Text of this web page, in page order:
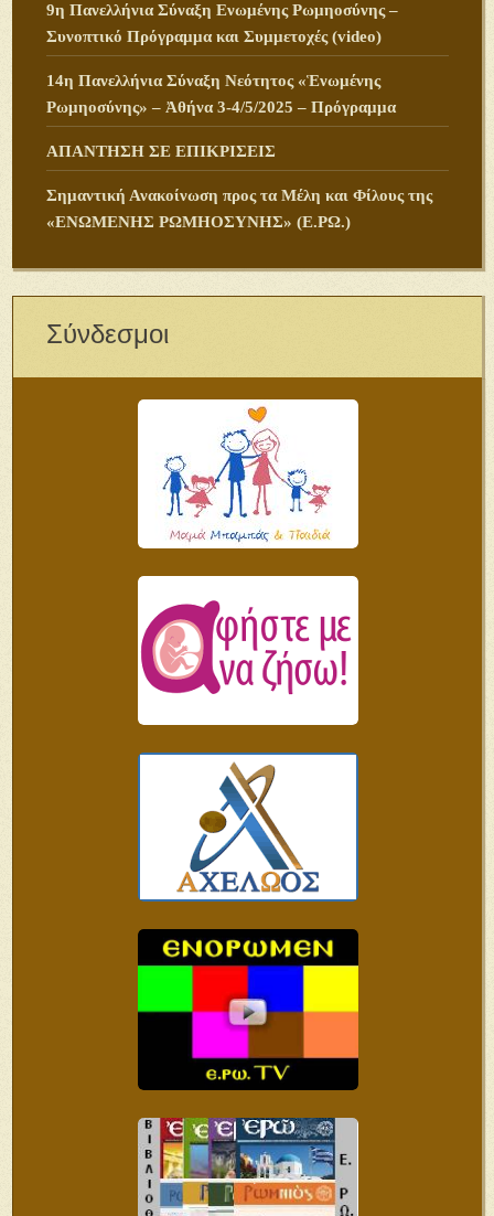
9η Πανελλήνια Σύναξη Ενωμένης Ρωμηοσύνης –
Συνοπτικό Πρόγραμμα και Συμμετοχές (video)
14η Πανελλήνια Σύναξη Νεότητος «Ἑνωμένης
Ρωμηοσύνης» – Ἀθήνα 3-4/5/2025 – Πρόγραμμα
ΑΠΑΝΤΗΣΗ ΣΕ ΕΠΙΚΡΙΣΕΙΣ
Σημαντική Ανακοίνωση προς τα Μέλη και Φίλους της
«ΕΝΩΜΕΝΗΣ ΡΩΜΗΟΣΥΝΗΣ» (Ε.ΡΩ.)
Σύνδεσμοι